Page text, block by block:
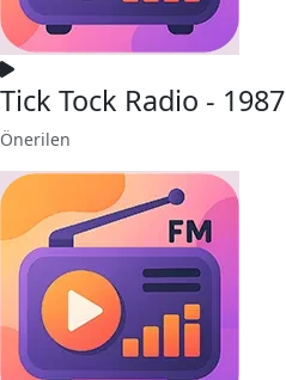
Tick Tock Radio - 1987
Önerilen